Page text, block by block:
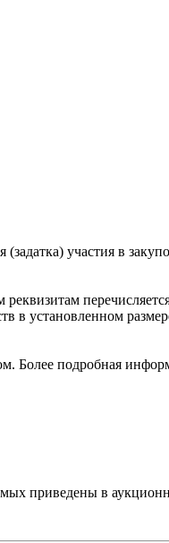
(задатка) участия в
в установленном
Более подробная
приведены в